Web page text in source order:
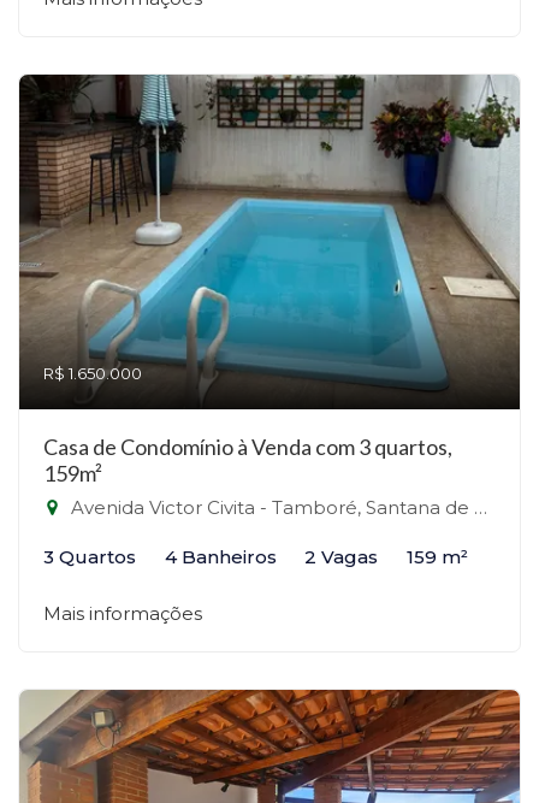
R$ 1.650.000
Casa de Condomínio à Venda com 3 quartos,
159m²
Avenida Victor Civita - Tamboré, Santana de Parnaíba-SP
3 Quartos 4 Banheiros 2 Vagas 159 m²
Mais informações